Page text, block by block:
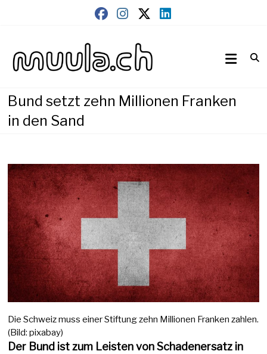
muula.ch
Bund setzt zehn Millionen Franken
in den Sand
Die Schweiz muss einer Stiftung zehn Millionen Franken zahlen.
(Bild: pixabay)
Der Bund ist zum Leisten von Schadenersatz in